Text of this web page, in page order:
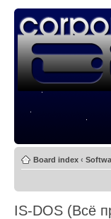
Board index ‹
IS-DOS (Всё